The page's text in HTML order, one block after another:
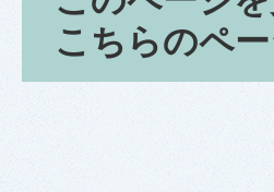
こちらのペ